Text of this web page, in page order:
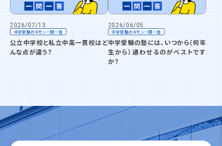
2026/07/13
中学受験のギモン一問一答
公立中学校と私立中高一貫校はど
んな点が違う？
2026/06/05
中学受験のギモン一問一答
中学受験の塾には、いつから（何年
生から）通わせるのがベストです
か？